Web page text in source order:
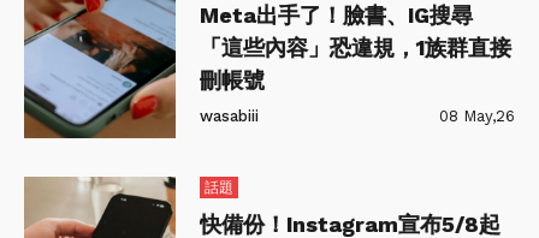
Meta出手了！臉書、IG搜尋
「這些內容」恐違規，1族群直接
刪帳號
wasabiii 08 May,26
話題
快備份！Instagram宣布5/8起